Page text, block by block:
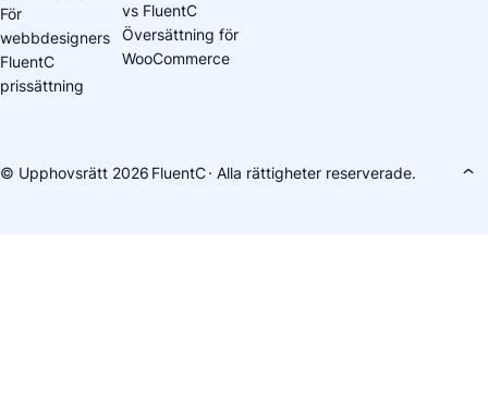
För
webbdesigners
FluentC
prissättning
vs FluentC
Översättning för
WooCommerce
© Upphovsrätt 2026 FluentC· Alla rättigheter reserverade.